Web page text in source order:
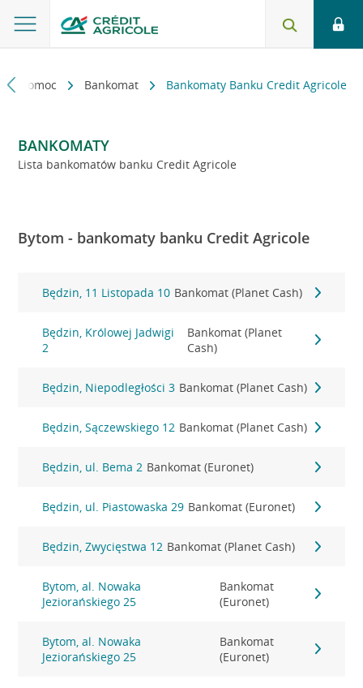
i pomoc Bankomat Bankomaty Banku Credit Agricole
BANKOMATY
Lista bankomatów banku Credit Agricole
Bytom - bankomaty banku Credit Agricole
Będzin, 11 Listopada 10 Bankomat (Planet Cash)
Będzin, Królowej Jadwigi
2
Bankomat (Planet
Cash)
Będzin, Niepodległości 3 Bankomat (Planet Cash)
Będzin, Sączewskiego 12 Bankomat (Planet Cash)
Będzin, ul. Bema 2 Bankomat (Euronet)
Będzin, ul. Piastowaska 29 Bankomat (Euronet)
Będzin, Zwycięstwa 12 Bankomat (Planet Cash)
Bytom, al. Nowaka
Jeziorańskiego 25
Bankomat
(Euronet)
Bytom, al. Nowaka
Jeziorańskiego 25
Bankomat
(Euronet)